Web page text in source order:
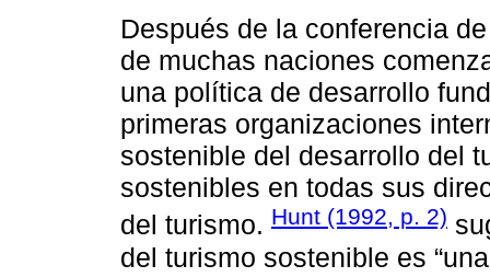
Después de la conferencia
de muchas naciones
una política de desarrollo
primeras organizaciones
sostenible del desarrollo del
sostenibles en todas sus
del turismo. Hunt (1992, p. 2)
del turismo sostenible es